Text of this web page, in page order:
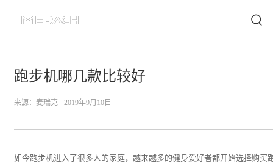
跑步机哪几款比较好
来源： 麦瑞克 2019年9月10日
如今跑步机进入了很多人的家庭，越来越多的健身爱好者都开始选择购买